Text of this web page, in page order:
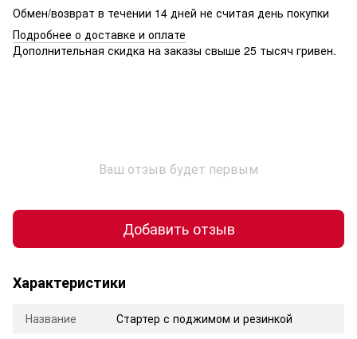
Обмен/возврат в течении 14 дней не считая день покупки
Подробнее о доставке и оплате
Дополнительная скидка на заказы свыше 25 тысяч гривен.
Ваш отзыв будет первым
Добавить отзыв
Характеристики
Название Стартер с поджимом и резинкой